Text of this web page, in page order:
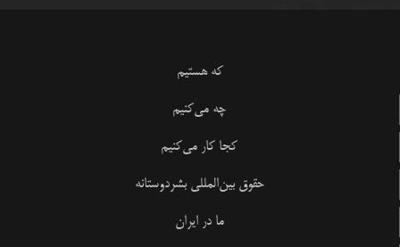
که هستیم
چه می‌کنیم
کجا کار می‌کنیم
حقوق بین‌المللی بشردوستانه
ما در ایران